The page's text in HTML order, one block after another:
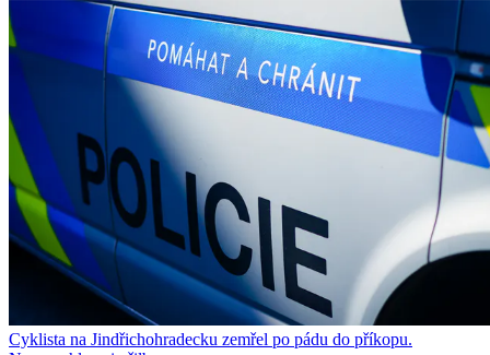
Cyklista na Jindřichohradecku zemřel po pádu do příkopu.